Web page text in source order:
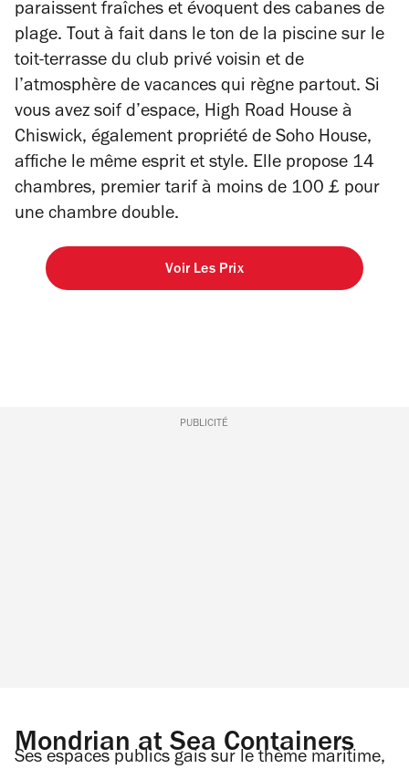
paraissent fraîches et évoquent des cabanes de
plage. Tout à fait dans le ton de la piscine sur le
toit-terrasse du club privé voisin et de
l’atmosphère de vacances qui règne partout. Si
vous avez soif d’espace, High Road House à
Chiswick, également propriété de Soho House,
affiche le même esprit et style. Elle propose 14
chambres, premier tarif à moins de 100 £ pour
une chambre double.
Voir Les Prix
PUBLICITÉ
Mondrian at Sea Containers
Ses espaces publics gais sur le thème maritime,